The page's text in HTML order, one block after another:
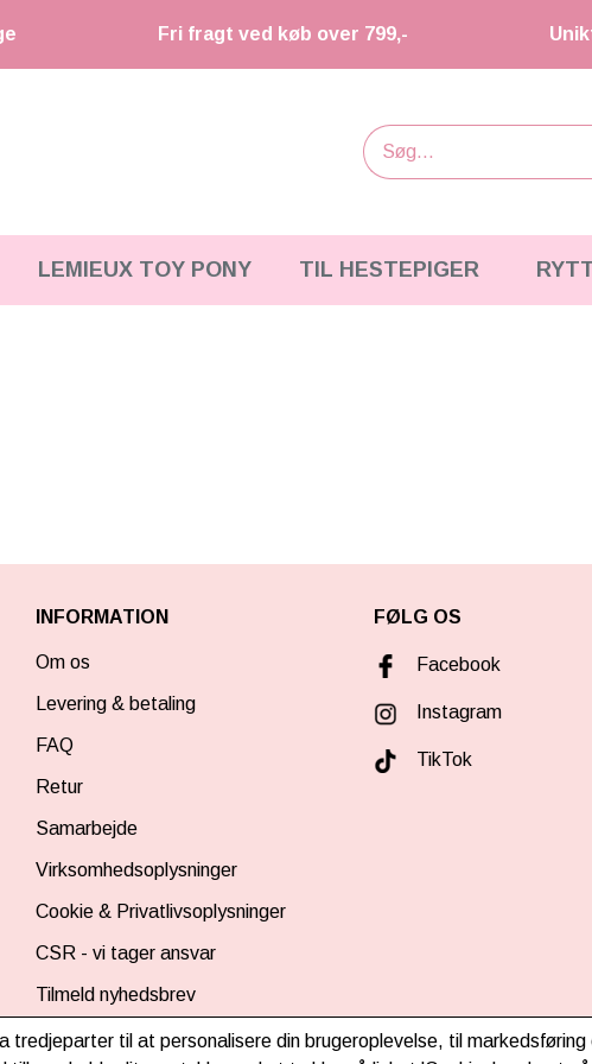
Fri fragt ved køb over 799,-
LEMIEUX TOY PONY TIL HESTEPIGER
INFORMATION
Om os
Levering & betaling
FAQ
Retur
Samarbejde
Virksomhedsoplysninger
Cookie & Privatlivsoplysninger
CSR - vi tager ansvar
Tilmeld nyhedsbrev
FØLG OS
Facebook
Instagram
TikTok
tredjeparter til at personalisere din brugeroplevelse, til